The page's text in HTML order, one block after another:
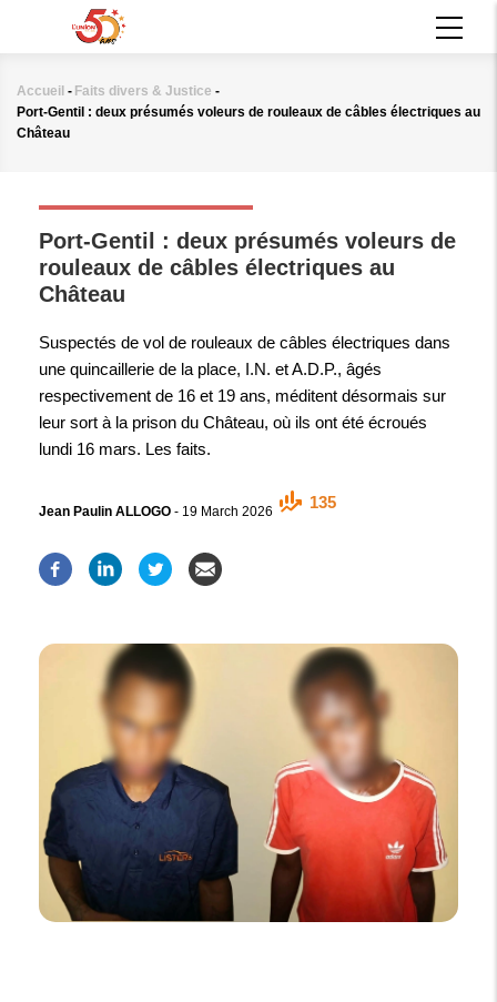
principal
Fil
d'Ariane
Accueil - Faits divers & Justice -
Port-Gentil : deux présumés voleurs de rouleaux de câbles électriques au
Château
Port-Gentil : deux présumés voleurs de
rouleaux de câbles électriques au
Château
Suspectés de vol de rouleaux de câbles électriques dans
une quincaillerie de la place, I.N. et A.D.P., âgés
respectivement de 16 et 19 ans, méditent désormais sur
leur sort à la prison du Château, où ils ont été écroués
lundi 16 mars. Les faits.
Jean Paulin ALLOGO - 19 March 2026
135